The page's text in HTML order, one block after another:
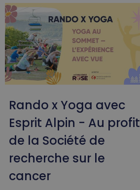
Rando x Yoga avec
Esprit Alpin - Au profit
de la Société de
recherche sur le
cancer